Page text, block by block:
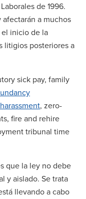
de 1996.
a muchos
inicio de la
litigios posteriores a
sick pay, family
, zero-
fire and rehire
tribunal time
que la ley no debe
y aislado. Se trata
llevando a cabo